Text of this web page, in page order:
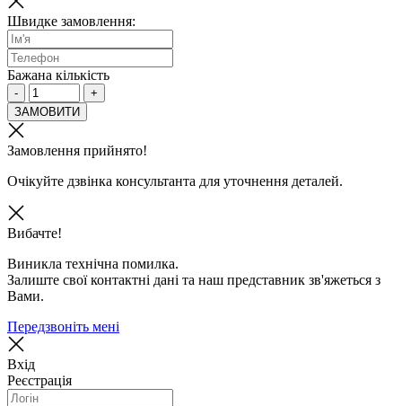
Швидке замовлення:
Бажана кількість
-
+
ЗАМОВИТИ
Замовлення прийнято!
Очікуйте дзвінка консультанта для уточнення деталей.
Вибачте!
Виникла технічна помилка.
Залиште свої контактні дані та наш представник зв'яжеться з
Вами.
Передзвоніть мені
Вхід
Реєстрація